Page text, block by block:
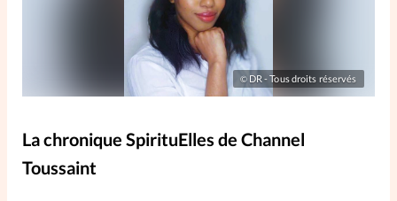
Elles nous inspirent
Entre4yeux
L'anecdote
La Bible au féminin
©DR - Tous droits réservés
La chronique SpirituElles de Channel
Toussaint